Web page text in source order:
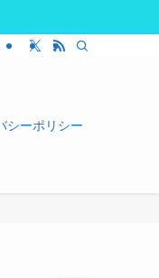
シーポリシー